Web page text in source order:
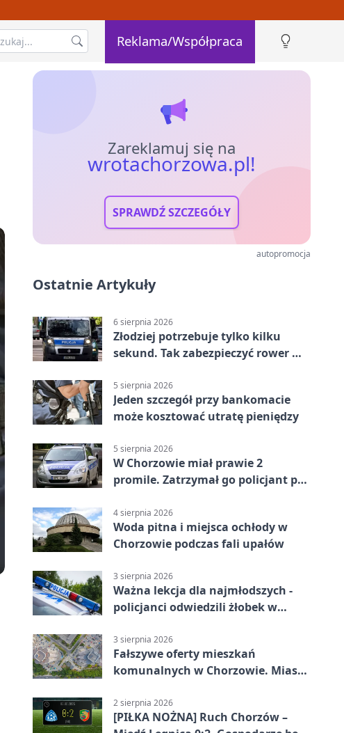
Reklama/Współpraca
Zareklamuj się na
wrotachorzowa.pl!
SPRAWDŹ SZCZEGÓŁY
autopromocja
Ostatnie Artykuły
6 sierpnia 2026
Złodziej potrzebuje tylko kilku
sekund. Tak zabezpieczyć rower w
5 sierpnia 2026
Jeden szczegół przy bankomacie
może kosztować utratę pieniędzy
5 sierpnia 2026
W Chorzowie miał prawie 2
promile. Zatrzymał go policjant po
4 sierpnia 2026
Woda pitna i miejsca ochłody w
Chorzowie podczas fali upałów
3 sierpnia 2026
Ważna lekcja dla najmłodszych -
policjanci odwiedzili żłobek w
3 sierpnia 2026
Fałszywe oferty mieszkań
komunalnych w Chorzowie. Miasto
2 sierpnia 2026
[PIŁKA NOŻNA] Ruch Chorzów –